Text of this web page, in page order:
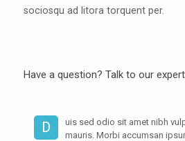
sociosqu ad litora torquent per.
Have a question? Talk to our
D
uis sed odio sit amet nibh
mauris. Morbi accumsan